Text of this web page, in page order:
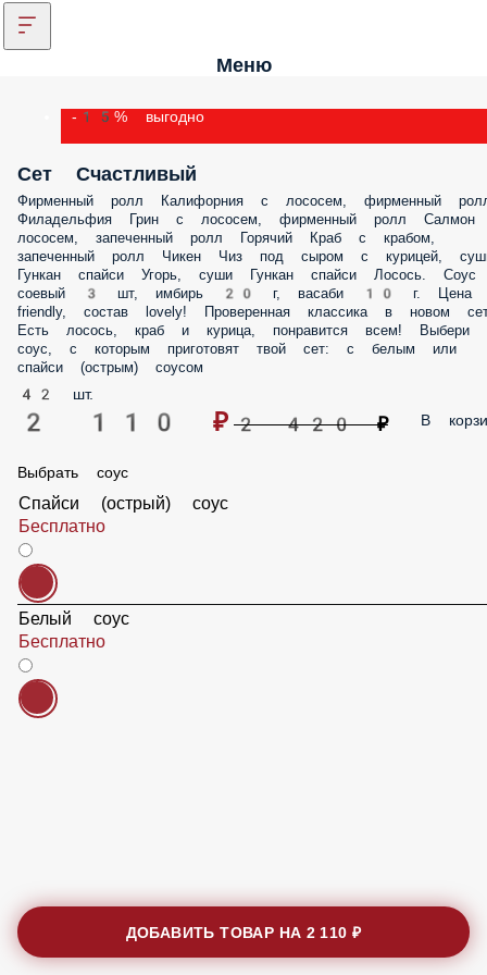
Меню
-15% выгодно
Сет Счастливый
Фирменный ролл Калифорния с лососем, фирменный
Филадельфия Грин с лососем, фирменный ролл
лососем, запеченный ролл Горячий Краб с крабом,
запеченный ролл Чикен Чиз под сыром с курицей,
Гункан спайси Угорь, суши Гункан спайси Лосось. Соус
соевый 3 шт, имбирь 20 г, васаби 10 г. Цена
friendly, состав lovely! Проверенная классика в новом
Есть лосось, краб и курица, понравится всем! Выбери
соус, с которым приготовят твой сет: с белым или
спайси (острым) соусом
42 шт.
2 110 ₽ 2 420 ₽ В
Выбрать соус
Спайси (острый) соус
Бесплатно
Белый соус
Бесплатно
ДОБАВИТЬ ТОВАР НА 2 110 ₽